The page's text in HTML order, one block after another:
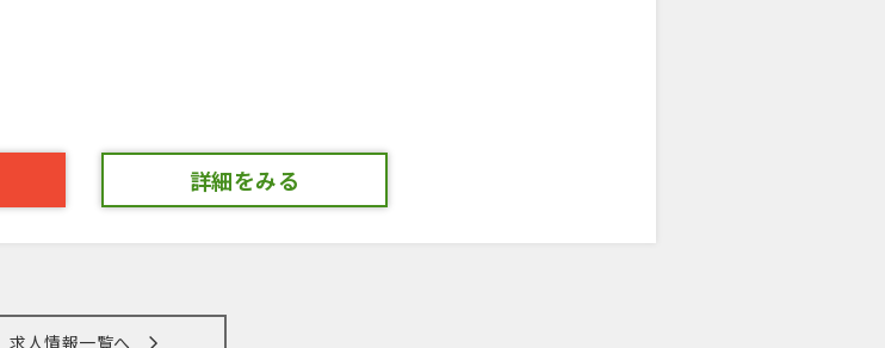
詳細をみる
求人情報一覧へ